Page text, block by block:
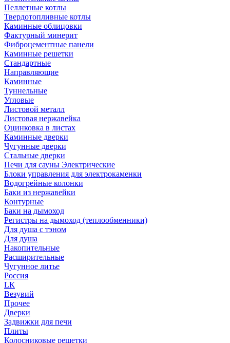
Пеллетные котлы
Твердотопливные котлы
Каминные облицовки
Фактурный минерит
Фиброцементные панели
Каминные решетки
Стандартные
Направляющие
Каминные
Туннельные
Угловые
Листовой металл
Листовая нержавейка
Оцинковка в листах
Каминные дверки
Чугунные дверки
Стальные дверки
Печи для сауны Электрические
Блоки управления для электрокаменки
Водогрейные колонки
Баки из нержавейки
Контурные
Баки на дымоход
Регистры на дымоход (теплообменники)
Для душа с тэном
Для душа
Накопительные
Расширительные
Чугунное литье
Россия
LК
Везувий
Прочее
Дверки
Задвижки для печи
Плиты
Колосниковые решетки